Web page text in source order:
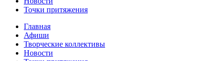
Точки притяжения
Главная
Афиши
Творческие коллективы
Новости